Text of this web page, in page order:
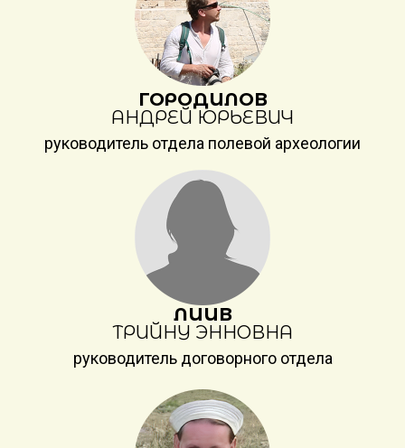
ГОРОДИЛОВ
АНДРЕЙ ЮРЬЕВИЧ
руководитель отдела полевой археологии
ЛИИВ
ТРИЙНУ ЭННОВНА
руководитель договорного отдела